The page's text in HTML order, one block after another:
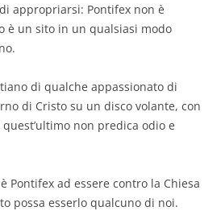
appropriarsi: Pontifex non è
è un sito in un qualsiasi modo
di qualche appassionato di
di Cristo su un disco volante, con
non predica odio e
Pontifex ad essere contro la Chiesa
possa esserlo qualcuno di noi.